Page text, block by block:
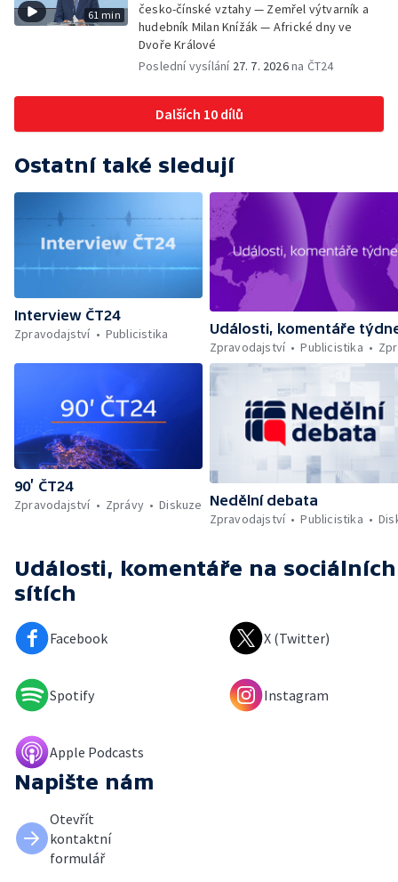
61 min
česko-čínské vztahy — Zemřel výtvarník a
hudebník Milan Knížák — Africké dny ve
Dvoře Králové
Poslední vysílání 27. 7. 2026na ČT24
Dalších 10 dílů
Ostatní také sledují
Interview ČT24
Zpravodajství
Publicistika
Události, komentáře
Zpravodajství
Publicistika
90’ ČT24
Zpravodajství
Zprávy Diskuze
Nedělní debata
Zpravodajství
Publicistika
Události, komentáře na sociálních
sítích
Facebook X (Twitter)
Spotify Instagram
Apple Podcasts
Napište nám
Otevřít
kontaktní
formulář